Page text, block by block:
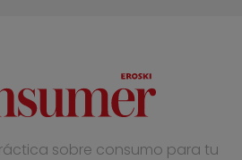
sobre consumo para tu